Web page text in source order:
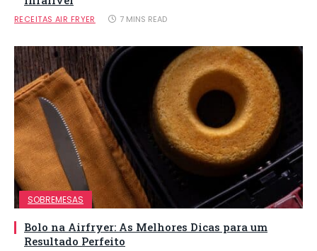
RECEITAS AIR FRYER 7 MINS READ
SOBREMESAS
Bolo na Airfryer: As Melhores Dicas para um
Resultado Perfeito